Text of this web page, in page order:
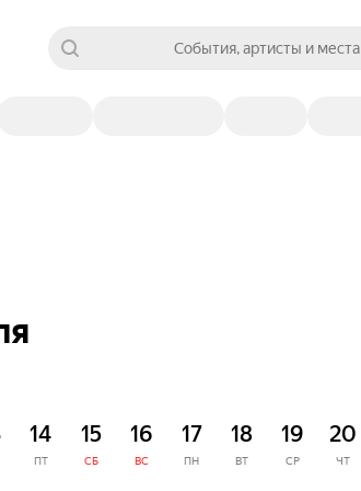
События, артисты и места
14
ПТ
15
СБ
16
ВС
17
ПН
18
ВТ
19
СР
20
ЧТ